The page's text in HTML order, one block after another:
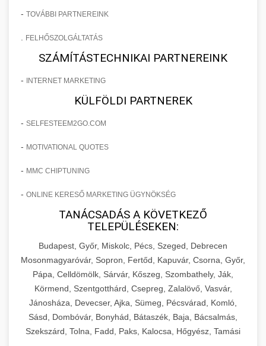
- TOVÁBBI PARTNEREINK
FELHŐSZOLGÁLTATÁS
SZÁMÍTÁSTECHNIKAI PARTNEREINK
- INTERNET MARKETING
KÜLFÖLDI PARTNEREK
- SELFESTEEM2GO.COM
- MOTIVATIONAL QUOTES
- MMC CHIPTUNING
- ONLINE KERESŐ MARKETING ÜGYNÖKSÉG
TANÁCSADÁS A KÖVETKEZŐ
TELEPÜLÉSEKEN:
Budapest, Győr, Miskolc, Pécs, Szeged, Debrecen
Mosonmagyaróvár, Sopron, Fertőd, Kapuvár, Csorna, Győr,
Pápa, Celldömölk, Sárvár, Kőszeg, Szombathely, Ják,
Körmend, Szentgotthárd, Csepreg, Zalalövő, Vasvár,
Jánosháza, Devecser, Ajka, Sümeg, Pécsvárad, Komló,
Sásd, Dombóvár, Bonyhád, Bátaszék, Baja, Bácsalmás,
Szekszárd, Tolna, Fadd, Paks, Kalocsa, Hőgyész, Tamási